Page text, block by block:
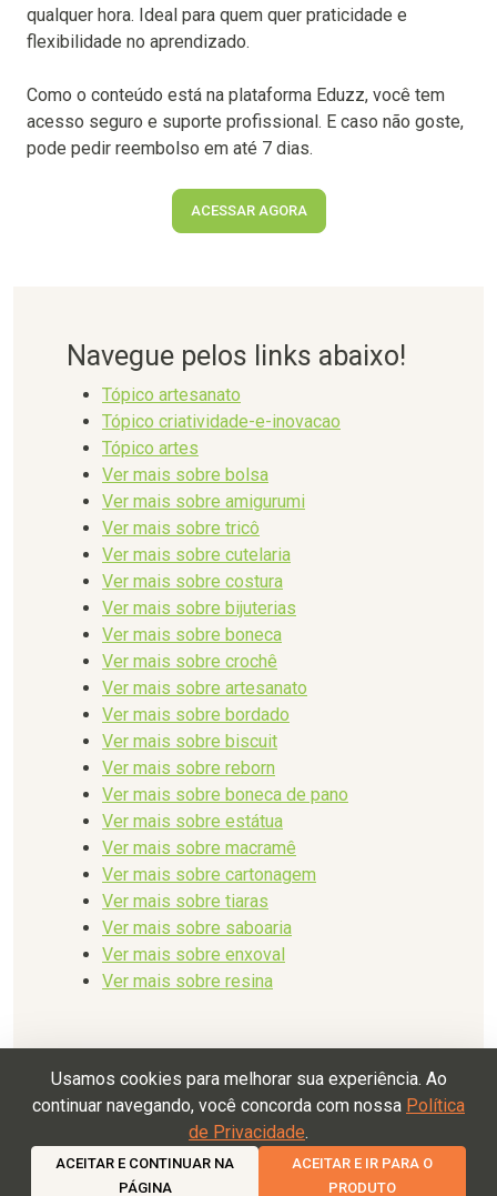
qualquer hora. Ideal para quem quer praticidade e
flexibilidade no aprendizado.
Como o conteúdo está na plataforma Eduzz, você tem
acesso seguro e suporte profissional. E caso não goste,
pode pedir reembolso em até 7 dias.
ACESSAR AGORA
Usamos cookies para melhorar sua experiência. Ao
continuar navegando, você concorda com nossa Política
de Privacidade.
ACEITAR E CONTINUAR NA
PÁGINA
ACEITAR E IR PARA O
PRODUTO
Navegue pelos links abaixo!
Tópico artesanato
Tópico criatividade-e-inovacao
Tópico artes
Ver mais sobre bolsa
Ver mais sobre amigurumi
Ver mais sobre tricô
Ver mais sobre cutelaria
Ver mais sobre costura
Ver mais sobre bijuterias
Ver mais sobre boneca
Ver mais sobre crochê
Ver mais sobre artesanato
Ver mais sobre bordado
Ver mais sobre biscuit
Ver mais sobre reborn
Ver mais sobre boneca de pano
Ver mais sobre estátua
Ver mais sobre macramê
Ver mais sobre cartonagem
Ver mais sobre tiaras
Ver mais sobre saboaria
Ver mais sobre enxoval
Ver mais sobre resina
Política de Devolução
Privacidade